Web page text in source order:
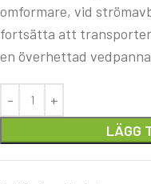
omformare, vid
fortsätta att
en överhettad
LÄGG